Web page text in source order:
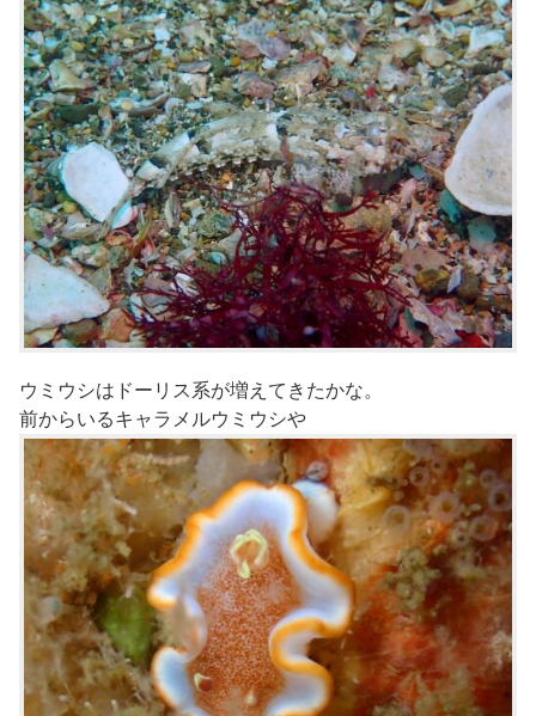
ウミウシはドーリス系が増えてきたかな。
前からいるキャラメルウミウシや